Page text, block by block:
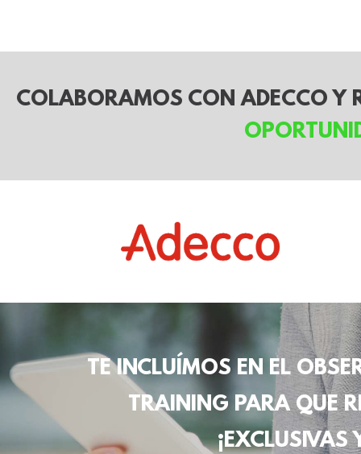
COLABORAMOS CON ADECCO Y
TE INCLUÍMOS EN EL
TRAINING PARA QUE
¡EXCLUSIVAS